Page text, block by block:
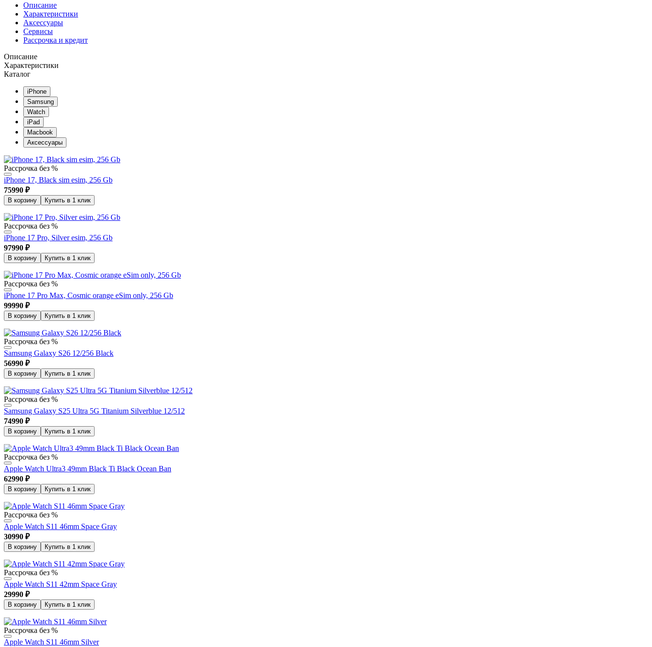
Описание
Характеристики
Аксессуары
Сервисы
Рассрочка и кредит
Описание
Характеристики
Каталог
iPhone
Samsung
Watch
iPad
Macbook
Аксессуары
Рассрочка без %
iPhone 17, Black sim esim, 256 Gb
75990 ₽
В корзину Купить в 1 клик
Рассрочка без %
iPhone 17 Pro, Silver esim, 256 Gb
97990 ₽
В корзину Купить в 1 клик
Рассрочка без %
iPhone 17 Pro Max, Cosmic orange eSim only, 256 Gb
99990 ₽
В корзину Купить в 1 клик
Рассрочка без %
Samsung Galaxy S26 12/256 Black
56990 ₽
В корзину Купить в 1 клик
Рассрочка без %
Samsung Galaxy S25 Ultra 5G Titanium Silverblue 12/512
74990 ₽
В корзину Купить в 1 клик
Рассрочка без %
Apple Watch Ultra3 49mm Black Ti Black Ocean Ban
62990 ₽
В корзину Купить в 1 клик
Рассрочка без %
Apple Watch S11 46mm Space Gray
30990 ₽
В корзину Купить в 1 клик
Рассрочка без %
Apple Watch S11 42mm Space Gray
29990 ₽
В корзину Купить в 1 клик
Рассрочка без %
Apple Watch S11 46mm Silver